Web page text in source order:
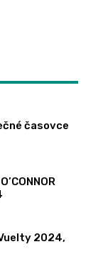
časovce
2024,